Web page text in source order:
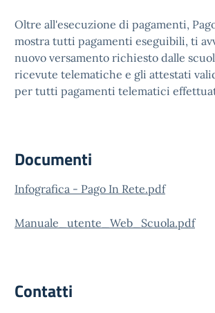
Oltre all'esecuzione di pagamenti,
mostra tutti pagamenti eseguibili, ti
nuovo versamento richiesto dalle
ricevute telematiche e gli attestati
per tutti pagamenti telematici
Documenti
Infografica - Pago In Rete.pdf
Manuale_utente_Web_Scuola.pdf
Contatti